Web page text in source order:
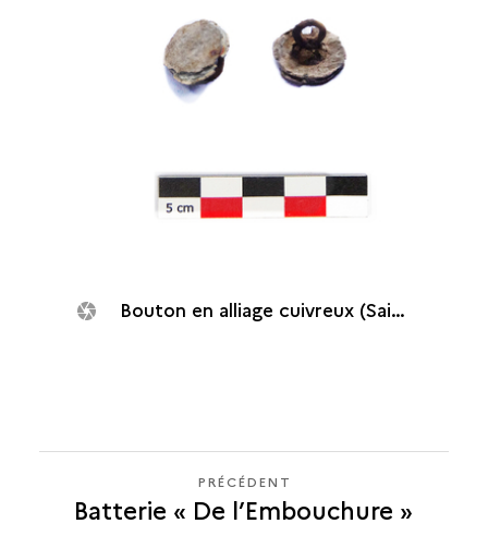
Bouton en alliage cuivreux (Saint-Paul, Cap Champagne)
PRÉCÉDENT
CHEMIN
PRÉCÉDENT
Batterie « De l’Embouchure »